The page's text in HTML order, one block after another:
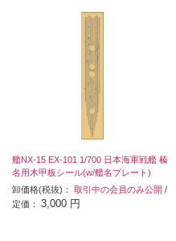
艦NX-15 EX-101 1/700 日本海軍戦艦 榛
名用木甲板シール(w/艦名プレート)
卸価格(税抜)： 取引中の会員のみ公開 /
定価： 3,000 円